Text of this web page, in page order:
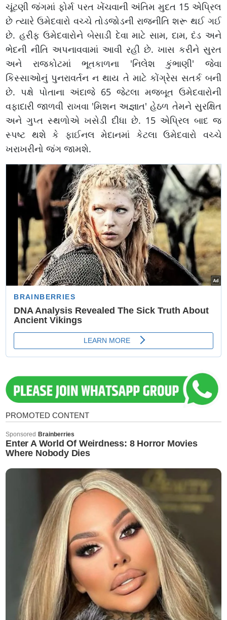
ચૂંટણી જંગમાં ફોર્મ પરત ખેંચવાની અંતિમ મુદત 15 એપ્રિલ
છે ત્યારે ઉમેદવારો વચ્ચે તોડજોડની રાજનીતિ શરૂ થઈ ગઈ
છે. હરીફ ઉમેદવારોને બેસાડી દેવા માટે સામ, દામ, દંડ અને
ભેદની નીતિ અપનાવવામાં આવી રહી છે. ખાસ કરીને સુરત
અને રાજકોટમાં ભૂતકાળના 'નિલેશ કુંભાણી' જેવા
કિસ્સાઓનું પુનરાવર્તન ન થાય તે માટે કોંગ્રેસ સતર્ક બની
છે. પક્ષે પોતાના અંદાજે 65 જેટલા મજબૂત ઉમેદવારોની
વફાદારી જાળવી રાખવા 'મિશન અજ્ઞાત' હેઠળ તેમને સુરક્ષિત
અને ગુપ્ત સ્થળોએ ખસેડી દીધા છે. 15 એપ્રિલ બાદ જ
સ્પષ્ટ થશે કે ફાઈનલ મેદાનમાં કેટલા ઉમેદવારો વચ્ચે
ખરાખરીનો જંગ જામશે.